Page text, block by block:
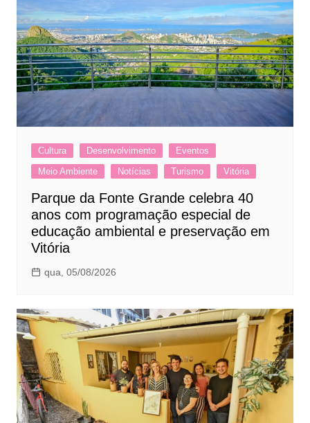
Cultura Desenvolvimento
Eventos
Meio Ambiente
Notícias Turismo Vitória
Parque da Fonte Grande celebra 40
anos com programação especial de
educação ambiental e preservação em
Vitória
qua, 05/08/2026